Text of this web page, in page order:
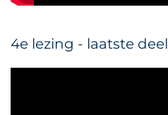
4e lezing - laatste deel